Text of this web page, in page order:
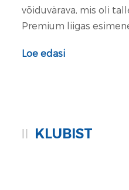
võiduvärava, mis oli
Premium liigas
Loe edasi
KLUBIST